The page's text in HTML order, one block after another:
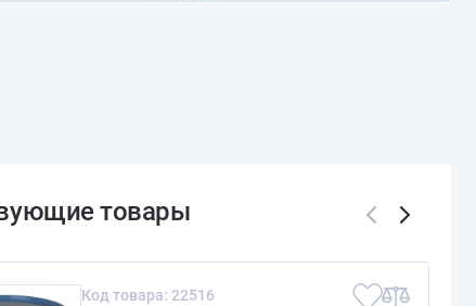
Код товара: 22516